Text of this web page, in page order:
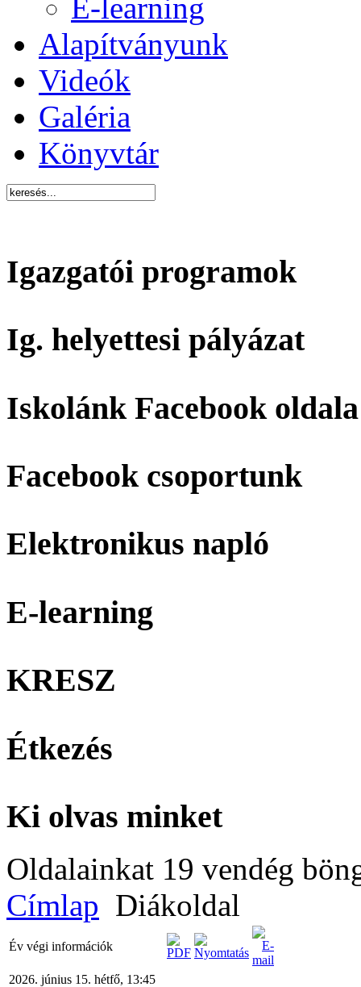
E-learning
Alapítványunk
Videók
Galéria
Könyvtár
Igazgatói programok
Ig. helyettesi pályázat
Iskolánk Facebook oldala
Facebook csoportunk
Elektronikus napló
E-learning
KRESZ
Étkezés
Ki olvas minket
Oldalainkat 19 vendég
Címlap Diákoldal
Év végi információk
2026. június 15. hétfő, 13:45